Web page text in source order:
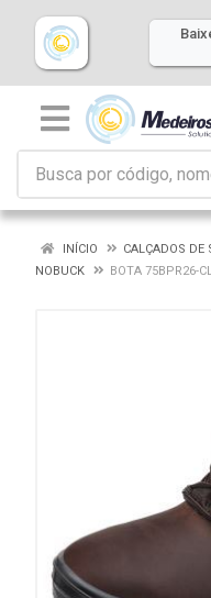
INÍCIO
CALÇADOS DE
NOBUCK
BOTA 75BPR26-